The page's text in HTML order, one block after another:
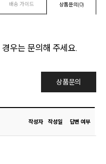
배송 가이드 상품문의(0)
우는 문의해 주세요.
상품문의
작성자 작성일 답변 여부